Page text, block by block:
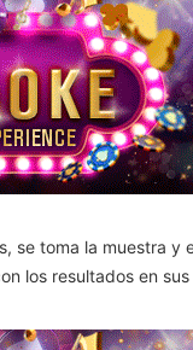
se toma la muestra
los resultados en sus